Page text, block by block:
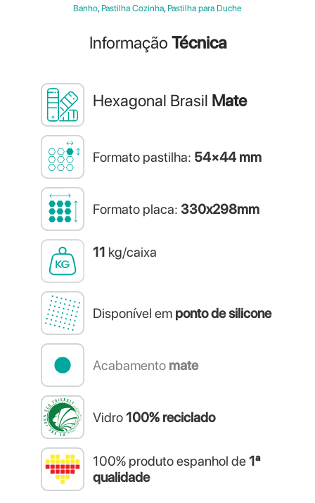
Banho, Pastilha Cozinha, Pastilha para Duche
Informação Técnica
Hexagonal Brasil Mate
Formato pastilha: 54×44 mm
Formato placa: 330x298mm
11 kg/caixa
Disponível em ponto de silicone
Acabamento mate
Vidro100% reciclado
100% produto espanhol de1ª
qualidade